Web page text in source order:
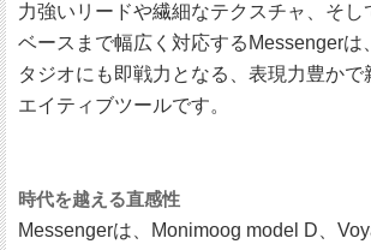
力強いリードや繊細なテクスチャ、そし
ベースまで幅広く対応するMessengerは
タジオにも即戦力となる、表現力豊かで
エイティブツールです。
時代を越える直感性
Messengerは、Monimoog model D、